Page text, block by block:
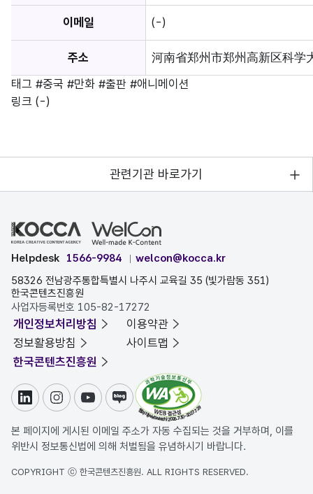
이메일 (-)
주소
河南省郑州市郑州高新区科
태그 #중국 #만화 #출판 #애니메이션
링크 (-)
관련기관 바로가기
Helpdesk 1566-9984
welcon@kocca.kr
58326 전남광주통합특별시 나주시 교육길 35 (빛가람동 351)
한국콘텐츠진흥원
사업자등록번호 105-82-17272
개인정보처리방침
이용약관
정보활용방침
사이트맵
한국콘텐츠진흥원
링크드인인스타그램
유튜브블로그
본 페이지에 게시된 이메일 주소가 자동 수집되는 것을 거부하며, 이를
위반시 정보통신법에 의해 처벌됨을 유념하시기 바랍니다.
COPYRIGHT ⓒ 한국콘텐츠진흥원. ALL RIGHTS RESERVED.